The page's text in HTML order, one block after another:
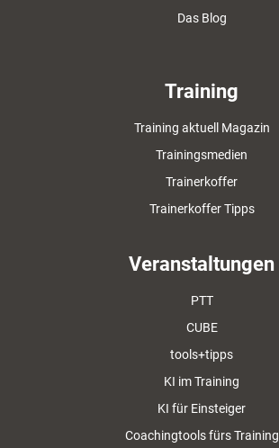
Das Blog
Training
Training aktuell Magazin
Trainingsmedien
Trainerkoffer
Trainerkoffer Tipps
Veranstaltungen
PTT
CUBE
tools+tipps
KI im Training
KI für Einsteiger
Coachingtools fürs Training